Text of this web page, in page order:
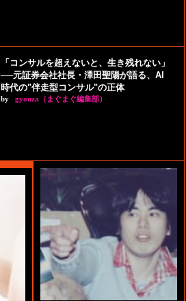
「コンサルを超えないと、生き残れない」
──元証券会社社長・澤田聖陽が語る、AI
時代の"伴走型コンサル"の正体
by gyouza（まぐまぐ編集部）